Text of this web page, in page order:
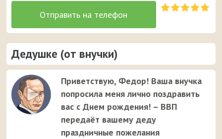
Дедушке (от внучки)
Приветствую, Федор! Ваша внучка
попросила меня лично поздравить
вас с Днем рождения! – ВВП
передаёт вашему деду
праздничные пожелания